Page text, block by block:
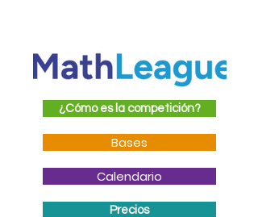
¿Cómo es la competición?
Bases
Calendario
Precios